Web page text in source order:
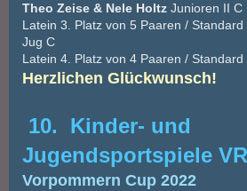
Theo Zeise & Nele Holtz Junioren II C
Latein 3. Platz von 5 Paaren /
Jug C
Latein 4. Platz von 4 Paaren /
Herzlichen Glückwunsch!
10. Kinder- und
Jugendsportspiele VR
Vorpommern Cup 2022